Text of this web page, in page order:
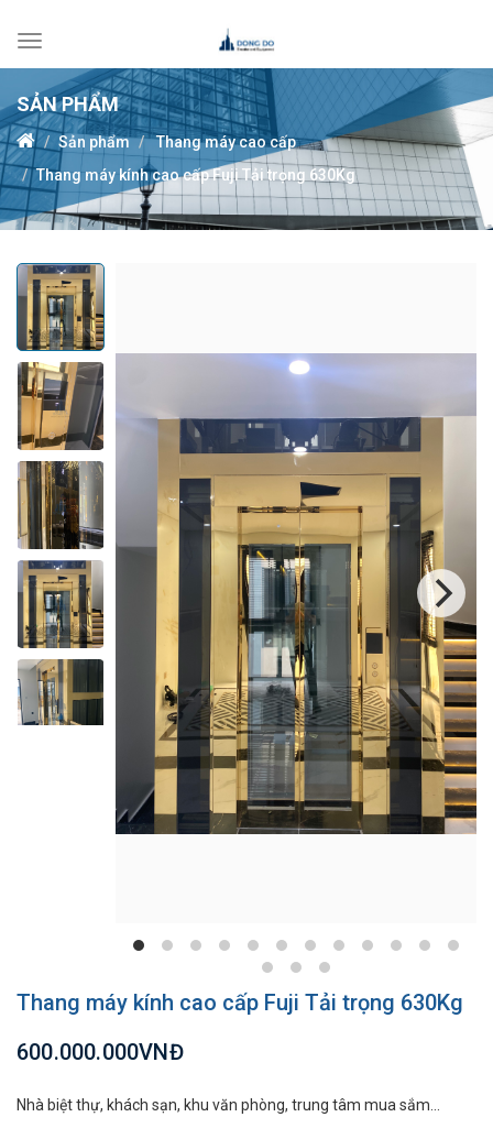
Toggle
navigation
SẢN PHẨM
Sản phẩm
Thang máy cao cấp
Thang máy kính cao cấp Fuji Tải trọng 630Kg
Thang máy kính cao cấp Fuji Tải trọng 630Kg
600.000.000VNĐ
Nhà biệt thự, khách sạn, khu văn phòng, trung tâm mua sắm...